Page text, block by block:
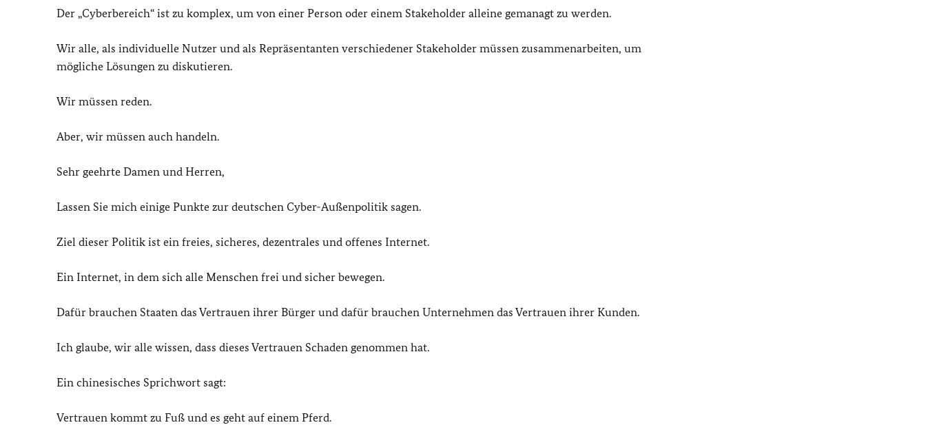
Der „Cyberbereich“ ist zu komplex, um von einer Person oder einem Stakeholder alleine gemanagt zu werden.
Wir alle, als individuelle Nutzer und als Repräsentanten verschiedener Stakeholder müssen zusammenarbeiten, um
mögliche Lösungen zu diskutieren.
Wir müssen reden.
Aber, wir müssen auch handeln.
Sehr geehrte Damen und Herren,
Lassen Sie mich einige Punkte zur deutschen Cyber-Außenpolitik sagen.
Ziel dieser Politik ist ein freies, sicheres, dezentrales und offenes Internet.
Ein Internet, in dem sich alle Menschen frei und sicher bewegen.
Dafür brauchen Staaten das Vertrauen ihrer Bürger und dafür brauchen Unternehmen das Vertrauen ihrer Kunden.
Ich glaube, wir alle wissen, dass dieses Vertrauen Schaden genommen hat.
Ein chinesisches Sprichwort sagt:
Vertrauen kommt zu Fuß und es geht auf einem Pferd.